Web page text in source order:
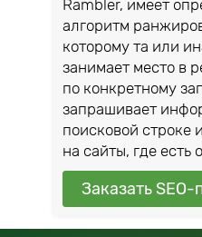
Rambler, имеет
алгоритм
которому та или
занимает место в
по конкретному
запрашивает
поисковой строке
на сайты, где есть
Заказать